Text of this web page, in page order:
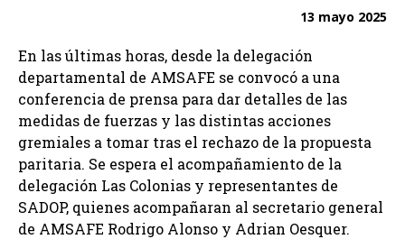
13 mayo 2025
En las últimas horas, desde la delegación
departamental de AMSAFE se convocó a una
conferencia de prensa para dar detalles de las
medidas de fuerzas y las distintas acciones
gremiales a tomar tras el rechazo de la propuesta
paritaria. Se espera el acompañamiento de la
delegación Las Colonias y representantes de
SADOP, quienes acompañaran al secretario general
de AMSAFE Rodrigo Alonso y Adrian Oesquer.